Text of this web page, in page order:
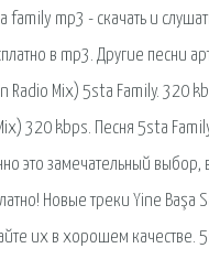
mp3 - скачать и
в mp3. Другие песни
Radio Mix) 5sta Family. 320
320 kbps. Песня 5sta
это замечательный
Новые треки Yine
их в хорошем качестве.